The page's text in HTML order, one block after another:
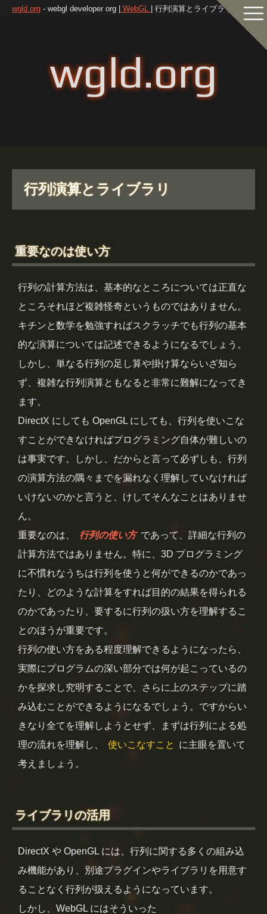
wgld.org - webgl developer org | WebGL | 行列演算とライブラリ |
wgld.org
行列演算とライブラリ
重要なのは使い方
行列の計算方法は、基本的なところについては正直な
ところそれほど複雑怪奇というものではありません。
キチンと数学を勉強すればスクラッチでも行列の基本
的な演算については記述できるようになるでしょう。
しかし、単なる行列の足し算や掛け算ならいざ知ら
ず、複雑な行列演算ともなると非常に難解になってき
ます。
DirectX にしても OpenGL にしても、行列を使いこな
すことができなければプログラミング自体が難しいの
は事実です。しかし、だからと言って必ずしも、行列
の演算方法の隅々までを漏れなく理解していなければ
いけないのかと言うと、けしてそんなことはありませ
ん。
重要なのは、
行列の使い方 であって、詳細な行列の
計算方法ではありません。特に、3D プログラミング
に不慣れなうちは行列を使うと何ができるのかであっ
たり、どのような計算をすれば目的の結果を得られる
のかであったり、要するに行列の扱い方を理解するこ
とのほうが重要です。
行列の使い方をある程度理解できるようになったら、
実際にプログラムの深い部分では何が起こっているの
かを探求し究明することで、さらに上のステップに踏
み込むことができるようになるでしょう。ですからい
きなり全てを理解しようとせず、まずは行列による処
理の流れを理解し、
使いこなすこと
に主眼を置いて
考えましょう。
ライブラリの活用
DirectX や OpenGL には、行列に関する多くの組み込
み機能があり、別途プラグインやライブラリを用意す
ることなく行列が扱えるようになっています。
しかし、WebGL にはそういった